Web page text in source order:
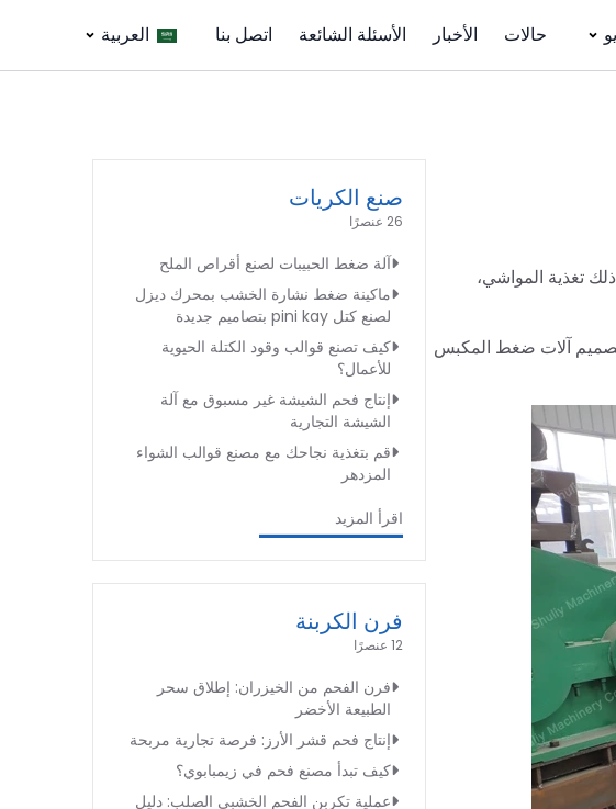
حالات الأخبار الأسئلة الشائعة اتصل بنا العربية
تغذية المواشي،
آلات ضغط المكبس
صنع الكريات
26 عنصرًا
آلة ضغط الحبيبات لصنع أقراص الملح
ماكينة ضغط نشارة الخشب بمحرك ديزل
لصنع كتل pini kay بتصاميم جديدة
كيف تصنع قوالب وقود الكتلة الحيوية
للأعمال؟
إنتاج فحم الشيشة غير مسبوق مع آلة
الشيشة التجارية
قم بتغذية نجاحك مع مصنع قوالب الشواء
المزدهر
اقرأ المزيد
فرن الكربنة
12 عنصرًا
فرن الفحم من الخيزران: إطلاق سحر
الطبيعة الأخضر
إنتاج فحم قشر الأرز: فرصة تجارية مربحة
كيف تبدأ مصنع فحم في زيمبابوي؟
عملية تكربن الفحم الخشبي الصلب: دليل